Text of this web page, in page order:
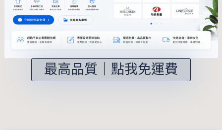
最高品質｜點我免運費